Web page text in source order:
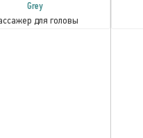
Grey
для головы